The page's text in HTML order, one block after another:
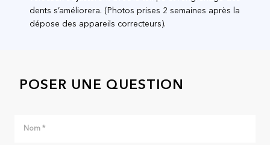
dents s’améliorera. (Photos prises 2 semaines après la
dépose des appareils correcteurs).
POSER UNE QUESTION